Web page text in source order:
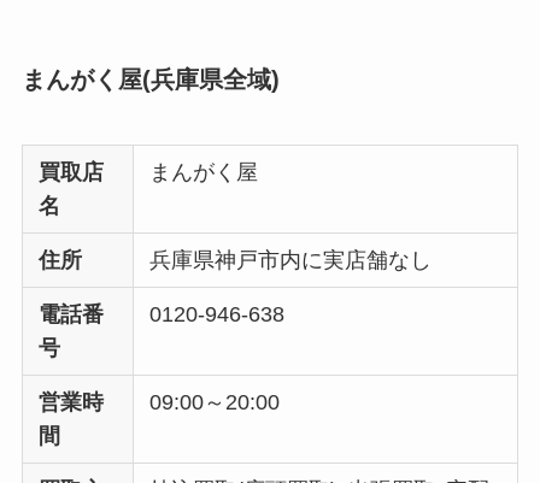
まんがく屋(兵庫県全域)
買取店
名
まんがく屋
住所 兵庫県神戸市内に実店舗なし
電話番
号
0120-946-638
営業時
間
09:00～20:00